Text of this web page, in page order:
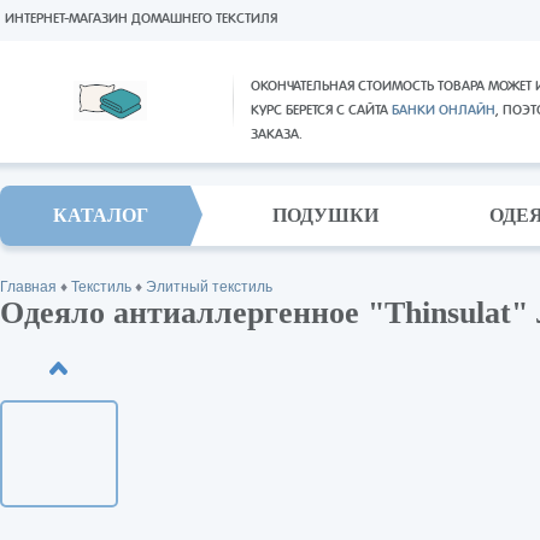
ОКОНЧАТЕЛЬНАЯ СТОИМОСТЬ ТОВАРА
КУРС БЕРЕТСЯ С САЙТА БАНКИ ОНЛАЙН,
ЗАКАЗА.
ИНТЕРНЕТ-МАГАЗИН ДОМАШНЕГО ТЕКСТИЛЯ
КАТАЛОГ ПОДУШКИ
Главная ♦ Текстиль ♦ Элитный текстиль
Одеяло антиаллергенное